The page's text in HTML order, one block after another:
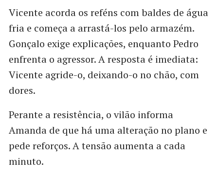
Vicente acorda os reféns com baldes de água
fria e começa a arrastá-los pelo armazém.
Gonçalo exige explicações, enquanto Pedro
enfrenta o agressor. A resposta é imediata:
Vicente agride-o, deixando-o no chão, com
dores.
Perante a resistência, o vilão informa
Amanda de que há uma alteração no plano e
pede reforços. A tensão aumenta a cada
minuto.